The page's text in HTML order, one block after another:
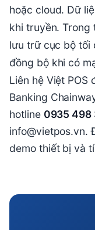
hoặc cloud. Dữ
khi truyền. Trong
lưu trữ cục bộ tối
đồng bộ khi có
Liên hệ Việt POS
Banking
hotline 0935 498
info@vietpos.vn.
demo thiết bị và